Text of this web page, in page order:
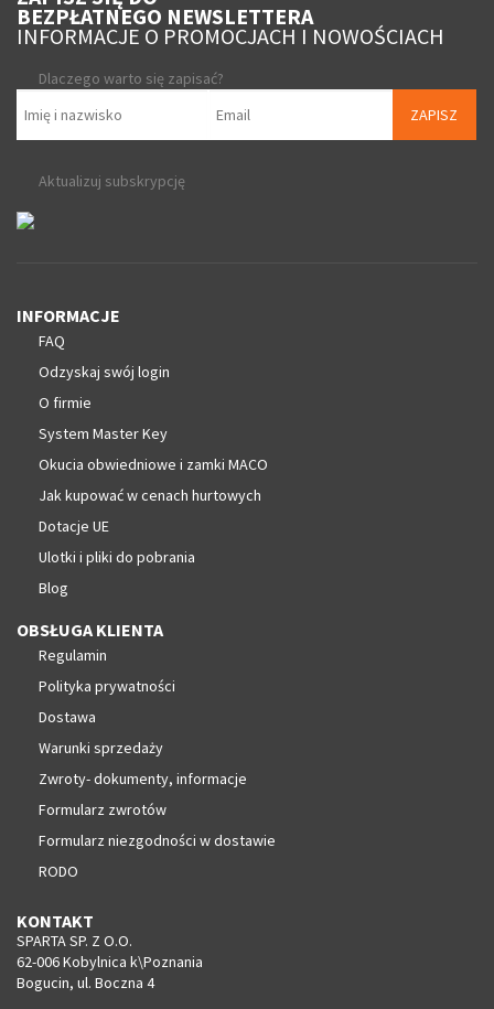
BEZPŁATNEGO NEWSLETTERA
INFORMACJE O PROMOCJACH I NOWOŚCIACH
Dlaczego warto się zapisać?
ZAPISZ
Aktualizuj subskrypcję
INFORMACJE
FAQ
Odzyskaj swój login
O firmie
System Master Key
Okucia obwiedniowe i zamki MACO
Jak kupować w cenach hurtowych
Dotacje UE
Ulotki i pliki do pobrania
Blog
OBSŁUGA KLIENTA
Regulamin
Polityka prywatności
Dostawa
Warunki sprzedaży
Zwroty- dokumenty, informacje
Formularz zwrotów
Formularz niezgodności w dostawie
RODO
KONTAKT
SPARTA SP. Z O.O.
62-006 Kobylnica k\Poznania
Bogucin, ul. Boczna 4